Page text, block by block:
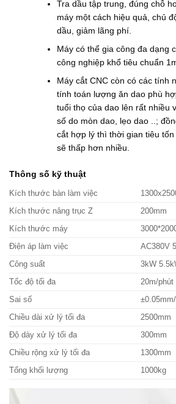
Tra dầu tập trung, đúng chỗ
máy một cách hiệu quả, chủ
dầu, giảm lãng phí.
Máy có thể gia công đa dạng
công nghiệp khổ tiêu chuẩn
Máy cắt CNC còn có các tính
tính toán lượng ăn dao phù
tuổi thọ của dao lên rất nhiều
số do mòn dao, lẹo dao ..;
cắt hợp lý thì thời gian tiêu
sẽ thấp hơn nhiều.
Thông số kỹ thuật
Kích thước bàn làm việc
Kích thước nâng trục Z 200mm
Kích thước máy
Điện áp làm việc AC380V
Công suất 3kW
Tốc độ tối đa 20m/phút
Sai số
Chiều dài xử lý tối đa 2500mm
Độ dày xử lý tối đa 300mm
Chiều rộng xử lý tối đa 1300mm
Tổng khối lượng 1000kg